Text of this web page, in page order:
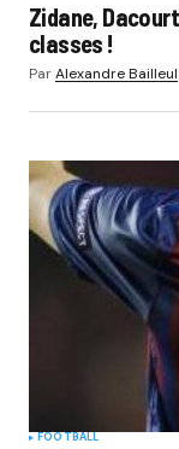
Zidane,
classes !
ParAlexandre Bailleul
FOOTBALL